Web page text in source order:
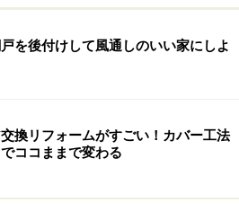
、羽根を上下させ開閉す
的にアルミやスチール（鋼板）
ラッター、ルーバー）を上下させ
と羽根を支えるガイドレール、
ーケース（ボックス）などから
としては、シャッター単体のも
を後付けして風通しのいい家にしよ
換リフォームがすごい！カバー工法
ココままで変わる